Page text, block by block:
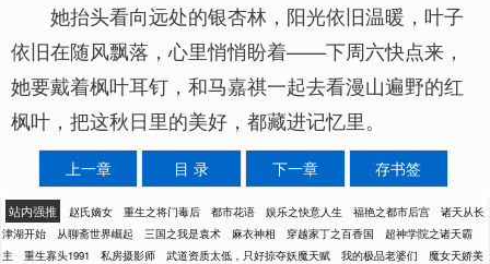
她抬头看向远处的银杏林，阳光依旧温暖，叶子
依旧在随风飘落，心里悄悄盼着——下周六快点来，
她要戴着枫叶耳钉，和马嘉祺一起去看漫山遍野的红
枫叶，把这秋日里的美好，都藏进记忆里。
上一章 目 录 下一章 存书签
站内强推 赵氏嫡女 重生之将门毒后 都市花语 娱乐之快意人生 福艳之都市后宫
诸天从长
津湖开始
从聊斋世界崛起 三国之我是袁术 麻衣神相 穿越家丁之百香国
超神学院之诸天霸
主
重生寡头1991 私房摄影师 武道资质太低，只好掠夺妖魔天赋 我的极品老婆们
魔女天娇美